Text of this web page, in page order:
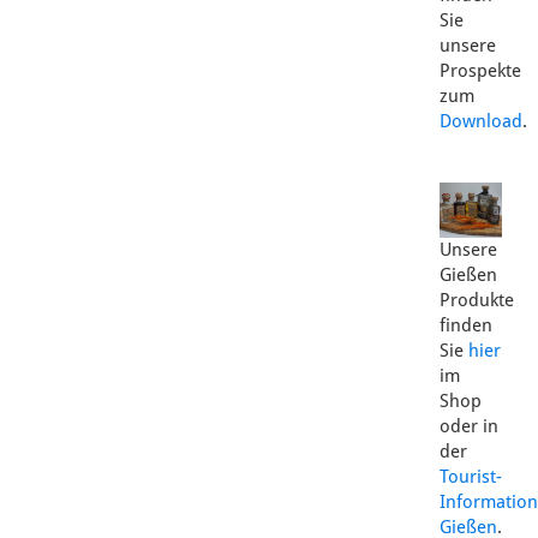
Sie
unsere
Prospekte
zum
Download.
Unsere
Gießen
Produkte
finden
Sie hier
im
Shop
oder in
der
Tourist-
Information
Gießen.